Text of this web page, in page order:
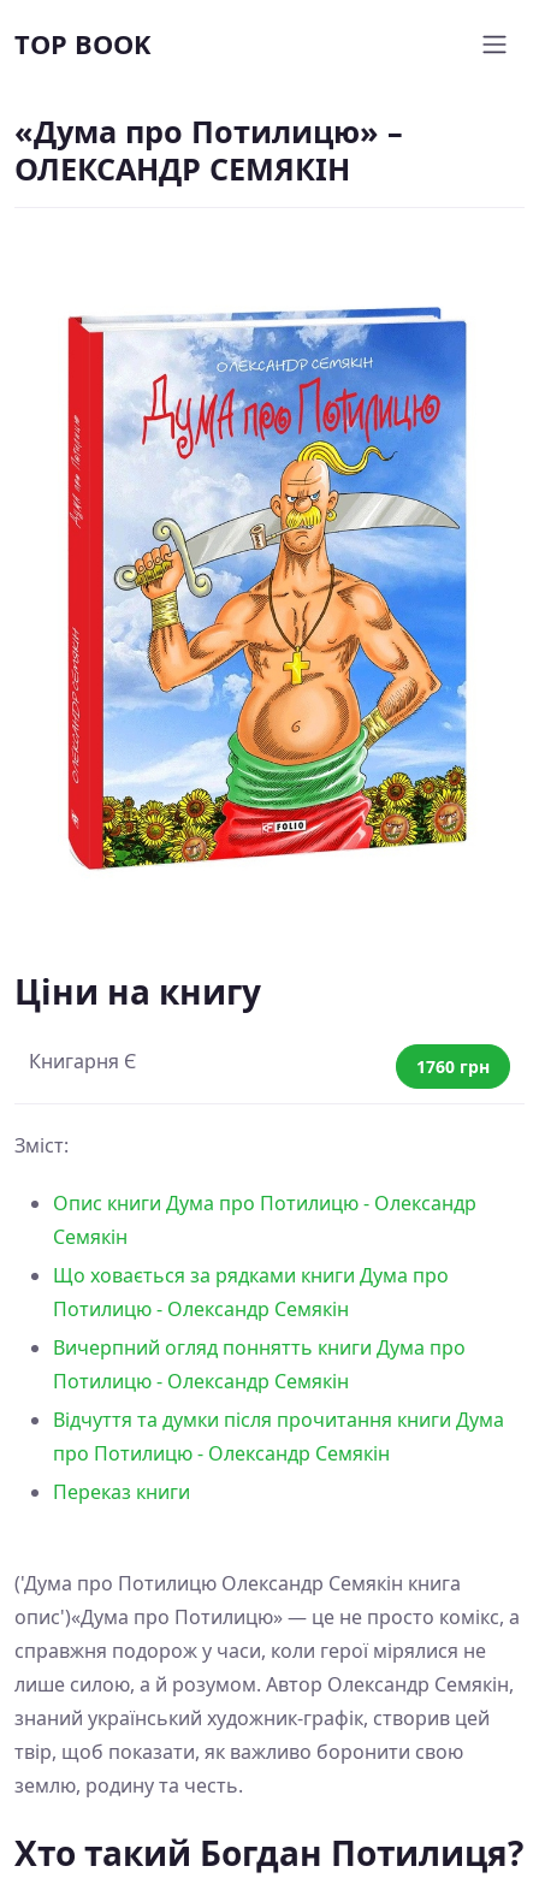
TOP BOOK
«Дума про Потилицю» –
ОЛЕКСАНДР СЕМЯКІН
Ціни на книгу
Книгарня Є 1760 грн
Зміст:
Опис книги Дума про Потилицю - Олександр
Семякін
Що ховається за рядками книги Дума про
Потилицю - Олександр Семякін
Вичерпний огляд поннятть книги Дума про
Потилицю - Олександр Семякін
Відчуття та думки після прочитання книги Дума
про Потилицю - Олександр Семякін
Переказ книги
('Дума про Потилицю Олександр Семякін книга
опис')«Дума про Потилицю» — це не просто комікс, а
справжня подорож у часи, коли герої мірялися не
лише силою, а й розумом. Автор Олександр Семякін,
знаний український художник-графік, створив цей
твір, щоб показати, як важливо боронити свою
землю, родину та честь.
Хто такий Богдан Потилиця?